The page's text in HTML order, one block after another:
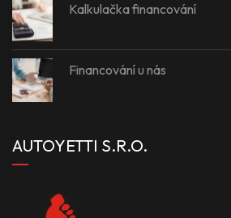
Kalkulačka financování
Financování u nás
AUTOYETTI S.R.O.